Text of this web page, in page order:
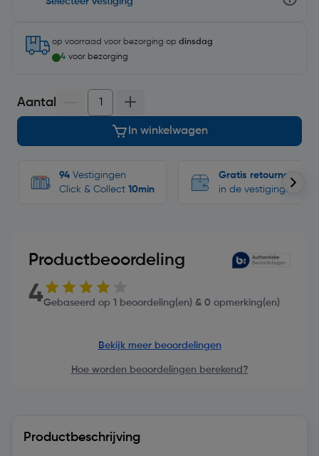
op voorraad voor bezorging op dinsdag
4 voor bezorging
Aantal
In winkelwagen
94 Vestigingen
Click & Collect 10min
Gratis retourneren
in de vestigingen
Productbeoordeling
4Gebaseerd op 1 beoordeling(en) & 0 opmerking(en)
Bekijk meer beoordelingen
Hoe worden beoordelingen berekend?
Productbeschrijving